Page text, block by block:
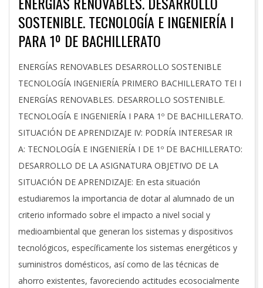
SOSTENIBLE. TECNOLOGÍA E INGENIERÍA I
PARA 1º DE BACHILLERATO
2023-
12-
27
ENERGÍAS RENOVABLES DESARROLLO SOSTENIBLE
TECNOLOGÍA INGENIERÍA PRIMERO BACHILLERATO TEI I
ENERGÍAS RENOVABLES. DESARROLLO SOSTENIBLE.
TECNOLOGÍA E INGENIERÍA I PARA 1º DE BACHILLERATO.
SITUACIÓN DE APRENDIZAJE IV: PODRÍA INTERESAR IR
A: TECNOLOGÍA E INGENIERÍA I DE 1º DE BACHILLERATO:
DESARROLLO DE LA ASIGNATURA OBJETIVO DE LA
SITUACIÓN DE APRENDIZAJE: En esta situación
estudiaremos la importancia de dotar al alumnado de un
criterio informado sobre el impacto a nivel social y
medioambiental que generan los sistemas y dispositivos
tecnológicos, específicamente los sistemas energéticos y
suministros domésticos, así como de las técnicas de
ahorro existentes, favoreciendo actitudes ecosocialmente